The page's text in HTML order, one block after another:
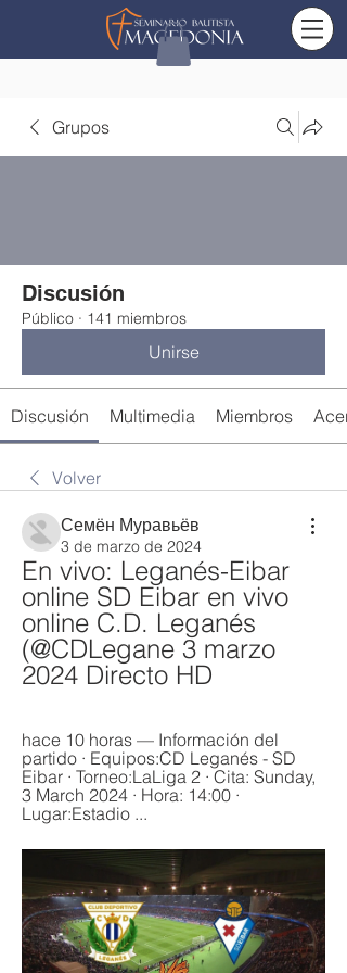
Grupos
Discusión
Público · 141 miembros
Unirse
Discusión Multimedia Miembros
Volver
Семён Муравьёв
3 de marzo de 2024
En vivo: Leganés-Eibar
online SD Eibar en vivo
online C.D. Leganés
(@CDLegane 3 marzo
2024 Directo HD
hace 10 horas — Información del
partido · Equipos:CD Leganés - SD
Eibar · Torneo:LaLiga 2 · Cita: Sunday,
3 March 2024 · Hora: 14:00 ·
Lugar:Estadio ...